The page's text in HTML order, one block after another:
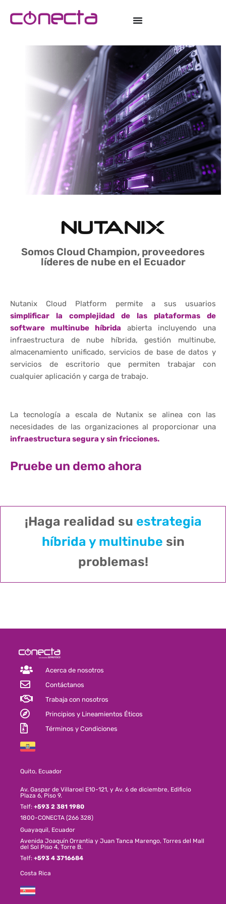
Somos Cloud Champion, proveedores
líderes de nube en el Ecuador
Nutanix Cloud Platform permite a sus usuarios
simplificar la complejidad de las plataformas de
software
multinube híbrida abierta incluyendo una
infraestructura de nube híbrida, gestión multinube,
almacenamiento unificado, servicios de base de datos y
servicios de escritorio que permiten trabajar con
cualquier aplicación y carga de trabajo.
La tecnología a escala de Nutanix se alinea con las
necesidades de las organizaciones al proporcionar una
infraestructura segura y sin fricciones.
Pruebe un demo ahora
¡Haga realidad su estrategia
híbrida y multinube sin
problemas!
Acerca de nosotros
Contáctanos
Trabaja con nosotros
Principios y Lineamientos Éticos
Términos y Condiciones
Quito, Ecuador
Av. Gaspar de Villaroel E10-121, y Av. 6 de diciembre, Edificio
Plaza 6, Piso 9.
Telf: +593 2 381 1980
1800-CONECTA (266 328)
Guayaquil, Ecuador
Avenida Joaquín Orrantia y Juan Tanca Marengo, Torres del Mall
del Sol Piso 4, Torre B.
Telf: +593 4 3716684
Costa Rica